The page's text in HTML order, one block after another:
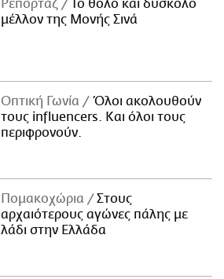
Ρεπορτάζ
Το θολό και δύσκολο
μέλλον της Μονής Σινά
Οπτική Γωνία
Όλοι ακολουθούν
τους influencers. Και όλοι τους
περιφρονούν.
Πομακοχώρια
Στους
αρχαιότερους αγώνες πάλης με
λάδι στην Ελλάδα